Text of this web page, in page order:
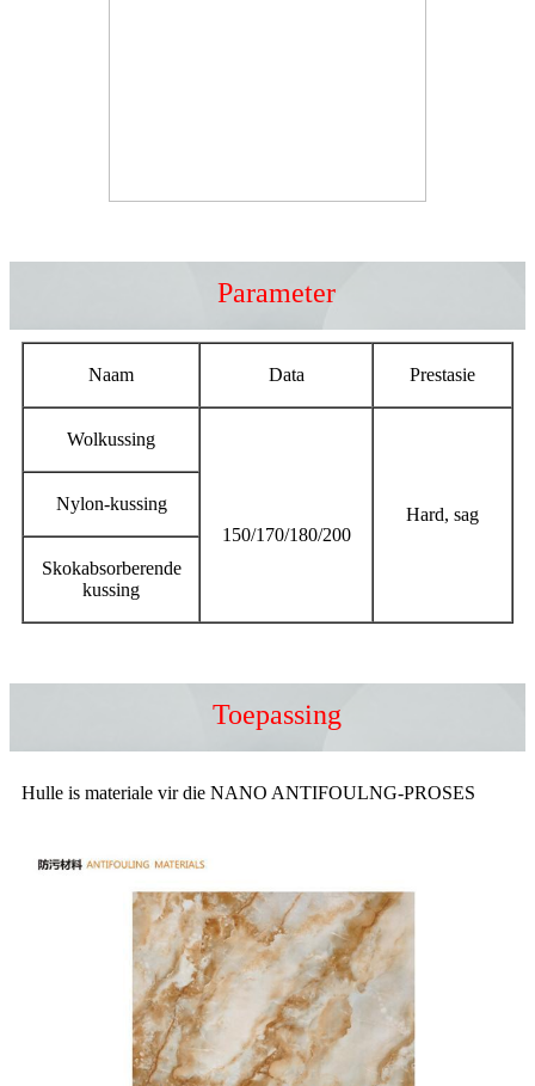
Parameter
Naam Data Prestasie
Wolkussing
150/170/180/200
Hard, sag
Nylon-kussing
Skokabsorberende
kussing
Toepassing
Hulle is materiale vir die NANO ANTIFOULNG-PROSES